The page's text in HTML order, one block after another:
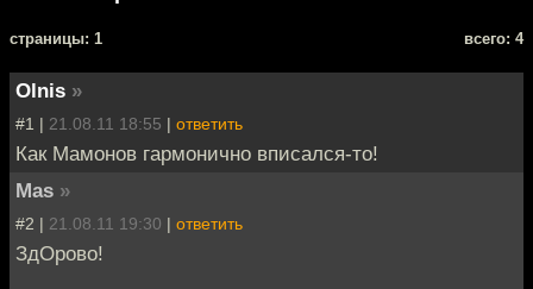
cтраницы: 1 всего: 4
Olnis »
#1 | 21.08.11 18:55 | ответить
Как Мамонов гармонично вписался-то!
Mas »
#2 | 21.08.11 19:30 | ответить
ЗдОрово!